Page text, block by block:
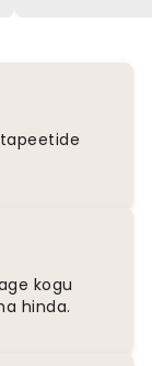
kogu
hinda.